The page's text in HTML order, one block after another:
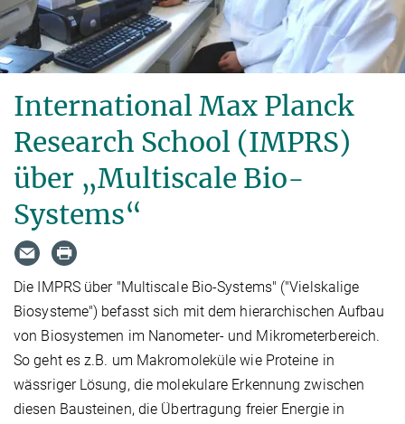
International Max Planck
Research School (IMPRS)
über „Multiscale Bio-
Systems“
Die IMPRS über "Multiscale Bio-Systems" ("Vielskalige
Biosysteme") befasst sich mit dem hierarchischen Aufbau
von Biosystemen im Nanometer- und Mikrometerbereich.
So geht es z.B. um Makromoleküle wie Proteine in
wässriger Lösung, die molekulare Erkennung zwischen
diesen Bausteinen, die Übertragung freier Energie in